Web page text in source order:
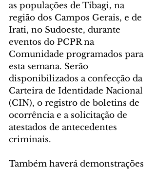
as populações de Tibagi, na
região dos Campos Gerais, e de
Irati, no Sudoeste, durante
eventos do PCPR na
Comunidade programados para
esta semana. Serão
disponibilizados a confecção da
Carteira de Identidade Nacional
(CIN), o registro de boletins de
ocorrência e a solicitação de
atestados de antecedentes
criminais.
Também haverá demonstrações